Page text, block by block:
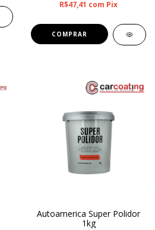
R$47,41 com Pix
Autoamerica Super Polidor
1kg